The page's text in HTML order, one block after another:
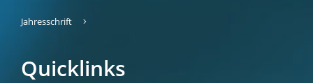
Jahresschrift
Quicklinks